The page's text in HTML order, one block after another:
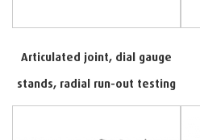
Articulated joint, dial gauge
stands, radial run-out testing